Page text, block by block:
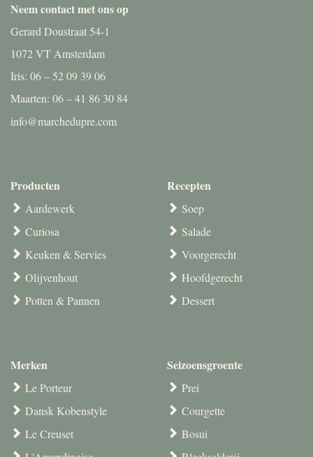
Neem contact met ons op
Gerard Doustraat 54-1
1072 VT Amsterdam
Iris: 06 – 52 09 39 06
Maarten: 06 – 41 86 30 84
info@marchedupre.com
Producten
Aardewerk
Curiosa
Keuken & Servies
Olijvenhout
Potten & Pannen
Merken
Le Porteur
Dansk Kobenstyle
Le Creuset
Recepten
Soep
Salade
Voorgerecht
Hoofdgerecht
Dessert
Seizoensgroente
Prei
Courgette
Bosui